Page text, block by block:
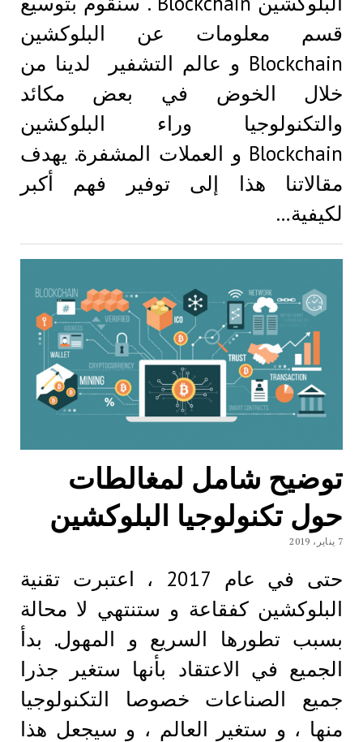
قسم معلومات عن البلوكشين
Blockchain و عالم التشفير لدينا من
خلال الخوض في بعض مكائد
والتكنولوجيا وراء البلوكشين
Blockchain و العملات المشفرة. يهدف
مقالاتنا هذا إلى توفير فهم أكبر
لكيفية…
توضيح شامل لمغالطات
حول تكنولوجيا البلوكشين
7 يناير، 2019
حتى في عام 2017 ، اعتبرت تقنية
البلوكشين كفقاعة و ستنتهي لا محالة
بسبب تطورها السريع و المهول. بدأ
الجميع في الاعتقاد بأنها ستغير جذرا
جميع الصناعات خصوصا التكنولوجيا
منها ، و ستغير العالم ، و سيجعل هذا